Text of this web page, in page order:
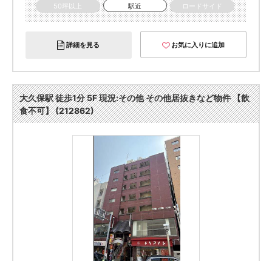
50坪以上
駅近 ロードサイド
詳細を見る お気に入りに追加
大久保駅 徒歩1分 5F 現況:その他 その他居抜きなど物件 【飲
食不可】 (212862)